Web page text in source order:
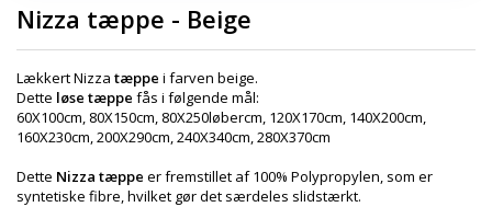
Nizza tæppe - Beige
Lækkert Nizza tæppe i farven beige.
Dette løse tæppe fås i følgende mål:
60X100cm, 80X150cm, 80X250løbercm, 120X170cm, 140X200cm,
160X230cm, 200X290cm, 240X340cm, 280X370cm
Dette Nizza tæppe er fremstillet af 100% Polypropylen, som er
syntetiske fibre, hvilket gør det særdeles slidstærkt.